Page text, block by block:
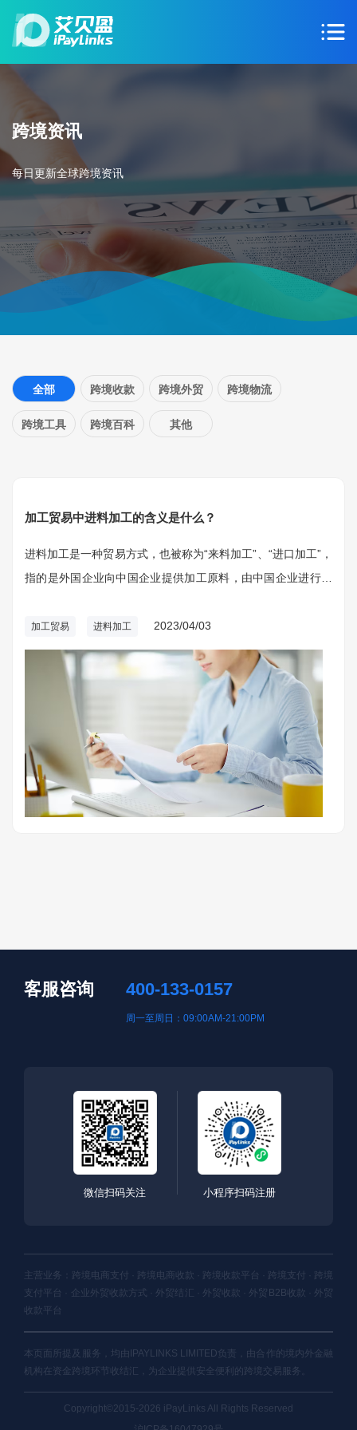
跨境资讯
每日更新全球跨境资讯
全部 跨境收款 跨境外贸 跨境物流
跨境工具 跨境百科 其他
加工贸易中进料加工的含义是什么？
进料加工是一种贸易方式，也被称为“来料加工”、“进口加工”，
指的是外国企业向中国企业提供加工原料，由中国企业进行加
加工贸易 进料加工 2023/04/03
客服咨询 400-133-0157
周一至周日：09:00AM-21:00PM
微信扫码关注 小程序扫码注册
主营业务：跨境电商支付 · 跨境电商收款 · 跨境收款平台 · 跨境支付 · 跨境
支付平台 · 企业外贸收款方式 · 外贸结汇 · 外贸收款 · 外贸B2B收款 · 外贸
收款平台
本页面所提及服务，均由IPAYLINKS LIMITED负责，由合作的境内外金融
机构在资金跨境环节收结汇，为企业提供安全便利的跨境交易服务。
Copyright©2015-2026 iPayLinks All Rights Reserved